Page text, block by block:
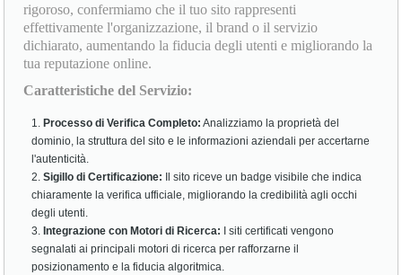
rigoroso, confermiamo che il tuo sito rappresenti
effettivamente l'organizzazione, il brand o il servizio
dichiarato, aumentando la fiducia degli utenti e migliorando la
tua reputazione online.
Caratteristiche del Servizio:
Processo di Verifica Completo: Analizziamo la proprietà del
dominio, la struttura del sito e le informazioni aziendali per accertarne
l'autenticità.
Sigillo di Certificazione:
Il sito riceve un badge visibile che indica
chiaramente la verifica ufficiale, migliorando la credibilità agli occhi
degli utenti.
Integrazione con Motori di Ricerca:
I siti certificati vengono
segnalati ai principali motori di ricerca per rafforzarne il
posizionamento e la fiducia algoritmica.